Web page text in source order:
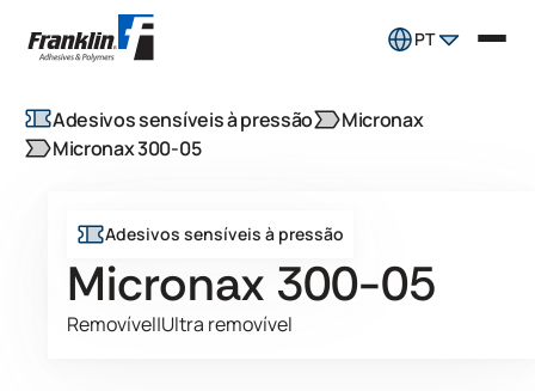
PT
Adesivos sensíveis à pressão
Micronax
Micronax 300-05
Adesivos sensíveis à pressão
Micronax 300-05
Removível|Ultra removível